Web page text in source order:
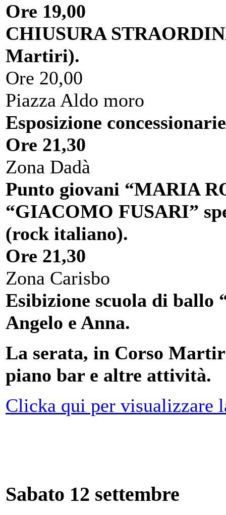
Ore 19,00
CHIUSURA
Martiri).
Ore 20,00
Piazza Aldo moro
Esposizione
Ore 21,30
Zona Dadà
Punto giovani “MARIA
“GIACOMO FUSARI”
(rock italiano).
Ore 21,30
Zona Carisbo
Esibizione scuola di ballo
Angelo e Anna.
La serata, in Corso
piano bar e altre attività.
Clicka qui per visualizzare
Sabato 12 settembre